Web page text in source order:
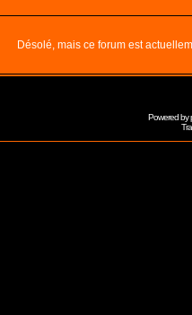
Désolé, mais ce forum est
Powered by